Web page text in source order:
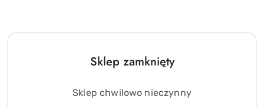
Sklep zamknięty
Sklep chwilowo nieczynny